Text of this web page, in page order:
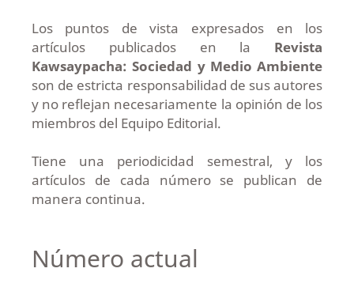
Los puntos de vista expresados en los
artículos publicados en la Revista
Kawsaypacha: Sociedad y Medio Ambiente
son de estricta responsabilidad de sus autores
y no reflejan necesariamente la opinión de los
miembros del Equipo Editorial.
Tiene una periodicidad semestral, y los
artículos de cada número se publican de
manera continua.
Número actual